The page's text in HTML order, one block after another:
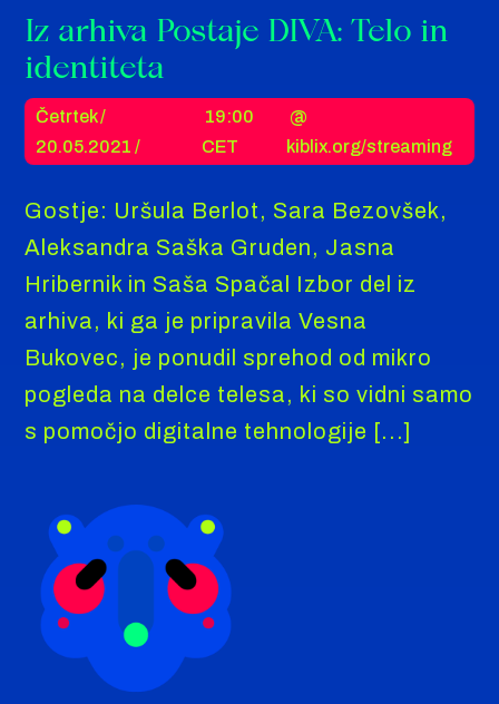
Iz arhiva Postaje DIVA: Telo in
identiteta
Četrtek /
20.05.2021 /
19:00
CET
@
kiblix.org/streaming
Gostje: Uršula Berlot, Sara Bezovšek,
Aleksandra Saška Gruden, Jasna
Hribernik in Saša Spačal Izbor del iz
arhiva, ki ga je pripravila Vesna
Bukovec, je ponudil sprehod od mikro
pogleda na delce telesa, ki so vidni samo
s pomočjo digitalne tehnologije [...]